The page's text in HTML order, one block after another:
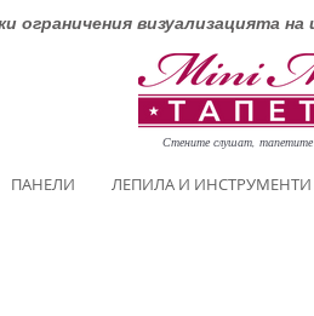
ограничения визуализацията
Стените слушат, тапетите
ПАНЕЛИ ЛЕПИЛА И ИНСТРУМЕНТИ